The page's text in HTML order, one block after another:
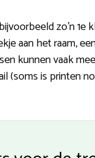
zo’n
aan het raam,
kunnen vaak
(soms is printen